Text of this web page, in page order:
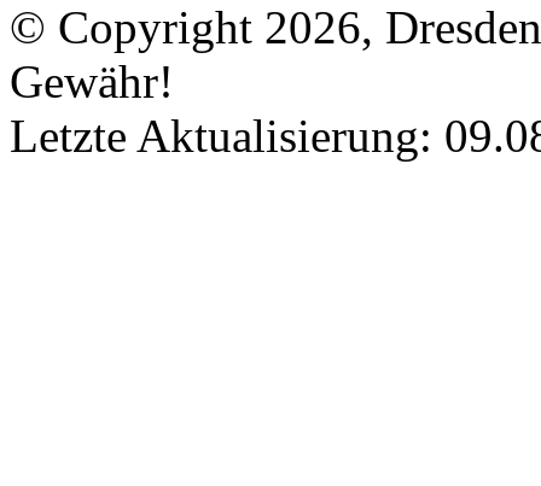
© Copyright 2026,
Gewähr!
Letzte Aktualisierung: